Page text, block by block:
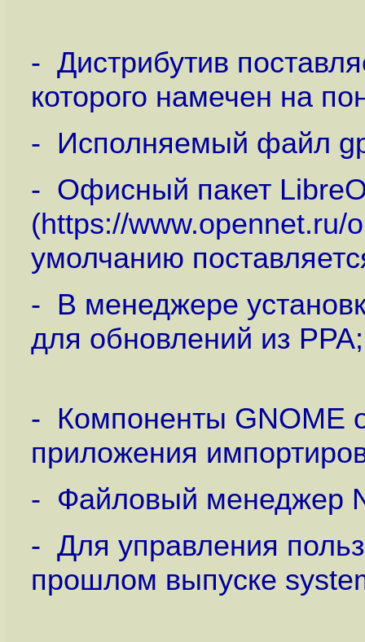
- Дистрибутив
которого намечен на
- Исполняемый файл
- Офисный пакет
(https://www.opennet.ru/
умолчанию
- В менеджере
для обновлений из PPA;
- Компоненты GNOME
приложения
- Файловый менеджер
- Для управления
прошлом выпуске